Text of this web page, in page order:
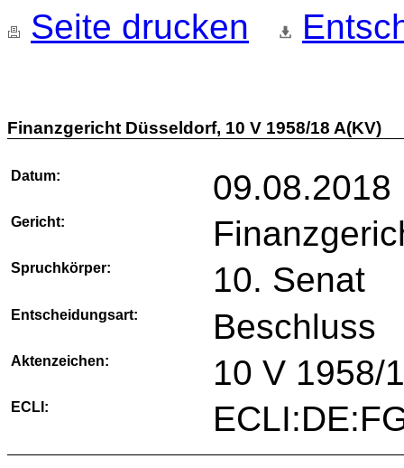
Seite drucken
Finanzgericht Düsseldorf, 10 V 1958/18 A(KV)
Datum: 09.08.2018
Gericht:
Spruchkörper: 10. Senat
Entscheidungsart: Beschluss
Aktenzeichen: 10 V 1958/
ECLI: